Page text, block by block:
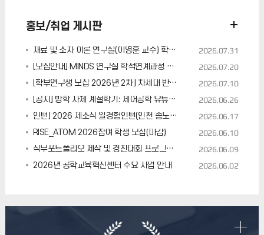
홍보/취업 게시판
재료 및 소자 이론 연구실(이영훈 교수) 학부연구생 모집 2026.07.31
[모집안내] MINDS 연구실 학석연계과정 학생 모집 (7/21오전 마감) 2026.07.20
[학부연구생 모집 2026년 2차] 차세대 반도체 및 디스플레이 연구실 (조정완 교수) 2026.07.10
[공지] 방학 자체 계절학기: 제어공학 유튜브 강좌 업로드 예정 2026.06.26
인턴] 2026 제조직 일경험인턴(인천 송도) 채용공고 2026.06.17
RISE_ATOM 2026참여 학생 모집(마감) 2026.06.10
직무포트폴리오 제작 및 경진대회 프로그램 안내 2026.06.09
2026년 공학교육혁신센터 주요 사업 안내 2026.06.02